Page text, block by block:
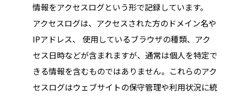
情報をアクセスログという形で記録しています。
アクセスログは、アクセスされた方のドメイン名や
IPアドレス、 使用しているブラウザの種類、アク
セス日時などが含まれますが、通常は個人を特定で
きる情報を含むものではありません。これらのアク
セスログはウェブサイトの保守管理や利用状況に統